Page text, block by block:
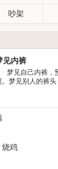
吵架
见内裤
梦见自己内裤，
。梦见别人的裤
烧鸡